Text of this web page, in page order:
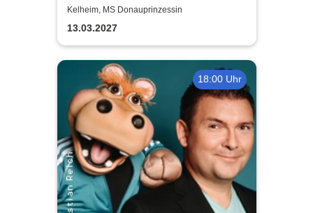
am Tegernsee
Kelheim, MS Donauprinzessin
13.03.2027
18:00 Uhr